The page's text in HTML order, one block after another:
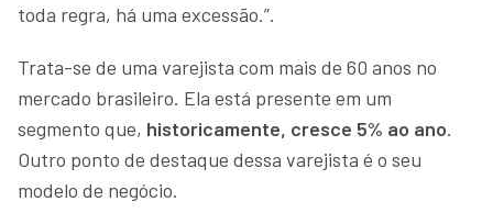
toda regra, há uma excessão.”.
Trata-se de uma varejista com mais de 60 anos no
mercado brasileiro. Ela está presente em um
segmento que, historicamente, cresce 5% ao ano.
Outro ponto de destaque dessa varejista é o seu
modelo de negócio.